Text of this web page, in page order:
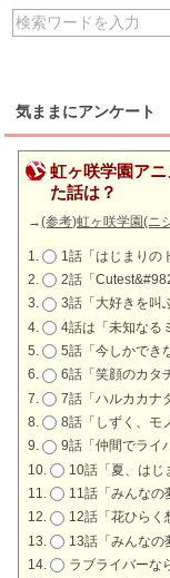
気ままにアンケート
虹ヶ咲学園ア
た話は？
→(参考)虹ヶ咲学園(ニ
1話「はじまりの
2話「
3話「大好きを叫
4話は「未知なる
5話「今しかでき
6話「笑顔のカタ
7話「ハルカカナ
8話「しずく、モ
9話「仲間でライ
10話「夏、はじ
11話「みんなの
12話「花ひらく
13話「みんなの
ラブライバーな